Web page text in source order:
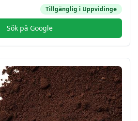
Tillgänglig i Uppvidinge
Sök på Google